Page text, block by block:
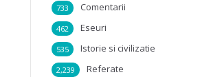
Comentarii
733
Eseuri
462
Istorie si civilizatie
535
Referate
2,239